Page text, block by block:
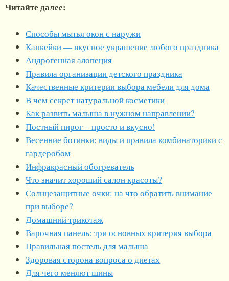
Читайте далее:
Способы мытья окон с наружи
Капкейки — вкусное украшение любого праздника
Андрогенная алопеция
Правила организации детского праздника
Качественные критерии выбора мебели для дома
В чем секрет натуральной косметики
Как развить малыша в нужном направлении?
Постный пирог – просто и вкусно!
Весенние ботинки: виды и правила комбинаторики с
гардеробом
Инфракрасный обогреватель
Что значит хороший салон красоты?
Солнцезащитные очки: на что обратить внимание
при выборе?
Домашний трикотаж
Варочная панель: три основных критерия выбора
Правильная постель для малыша
Здоровая сторона вопроса о диетах
Для чего меняют шины